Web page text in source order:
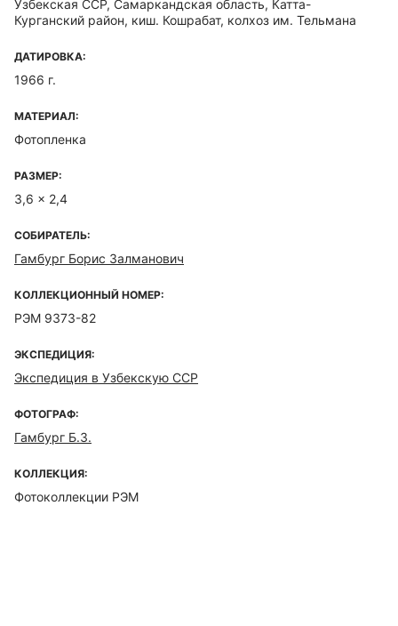
Узбекская ССР, Самаркандская область, Катта-
Курганский район, киш. Кошрабат, колхоз им. Тельмана
ДАТИРОВКА:
1966 г.
МАТЕРИАЛ:
Фотопленка
РАЗМЕР:
3,6 x 2,4
СОБИРАТЕЛЬ:
Гамбург Борис Залманович
КОЛЛЕКЦИОННЫЙ НОМЕР:
РЭМ 9373-82
ЭКСПЕДИЦИЯ:
Экспедиция в Узбекскую ССР
ФОТОГРАФ:
Гамбург Б.З.
КОЛЛЕКЦИЯ:
Фотоколлекции РЭМ